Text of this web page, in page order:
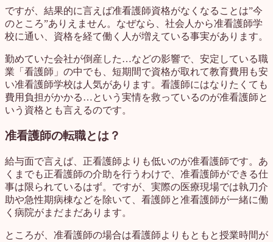
ですが、結果的に言えば准看護師資格がなくなることは”今
のところ”ありえません。なぜなら、社会人から准看護師学
校に通い、資格を経て働く人が増えている事実があります。
勤めていた会社が倒産した…などの影響で、安定している職
業「看護師」の中でも、短期間で資格が取れて教育費用も安
い准看護師学校は人気があります。看護師にはなりたくても
費用負担がかかる…という実情を救っているのが准看護師と
いう資格とも言えるのです。
准看護師の転職とは？
給与面で言えば、正看護師よりも低いのが准看護師です。あ
くまでも正看護師の介助を行うわけで、准看護師ができる仕
事は限られているはず。ですが、実際の医療現場では執刀介
助や急性期病棟などを除いて、看護師と准看護師が一緒に働
く病院がまだまだあります。
ところが、准看護師の場合は看護師よりもともと授業時間が